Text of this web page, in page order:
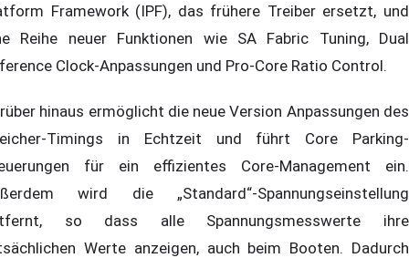
Framework (IPF), das frühere Treiber ersetzt, und
Reihe neuer Funktionen wie SA Fabric Tuning, Dual
Clock-Anpassungen und Pro-Core Ratio Control.
hinaus ermöglicht die neue Version Anpassungen des
Timings in Echtzeit und führt Core Parking-
für ein effizientes Core-Management ein.
wird die „Standard“-Spannungseinstellung
so dass alle Spannungsmesswerte ihre
Werte anzeigen, auch beim Booten. Dadurch